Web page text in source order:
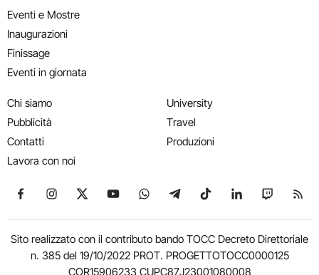
Eventi e Mostre
Inaugurazioni
Finissage
Eventi in giornata
Chi siamo
Pubblicità
Contatti
Lavora con noi
University
Travel
Produzioni
Seguici su Facebook
Seguici su Instagram
Seguici su X
Seguici su YouTube
Seguici su WhatsApp
Seguici su Telegram
Seguici su TikTok
Seguici su
Seguici
Sito realizzato con il contributo bando TOCC Decreto Direttoriale
n. 385 del 19/10/2022 PROT. PROGETTOTOCC0000125
COR15906233 CUPC87J23001080008